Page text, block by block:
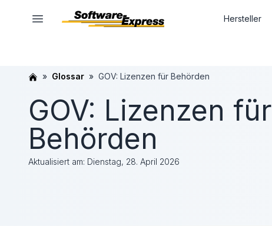
Hersteller
Glossar GOV: Lizenzen für Behörden
GOV: Lizenzen für
Behörden
Aktualisiert am: Dienstag, 28. April 2026